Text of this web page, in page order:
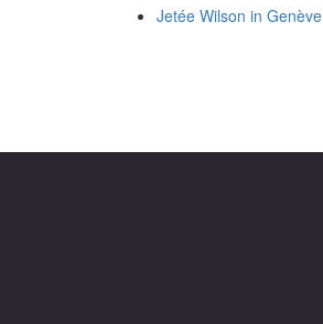
Jetée Wilson in Genève